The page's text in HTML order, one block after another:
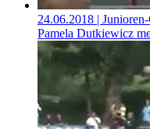
24.06.2018 |
Pamela Dutkiewicz